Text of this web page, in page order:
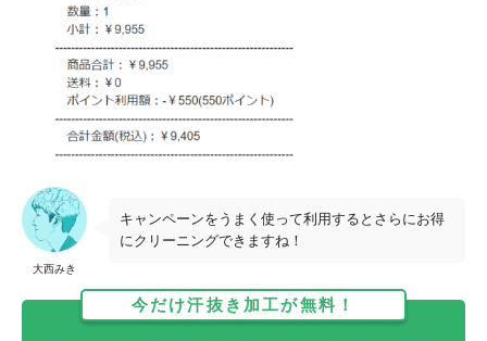
大西みき
キャンペーンをうまく使って利用するとさらにお得
にクリーニングできますね！
今だけ汗抜き加工が無料！